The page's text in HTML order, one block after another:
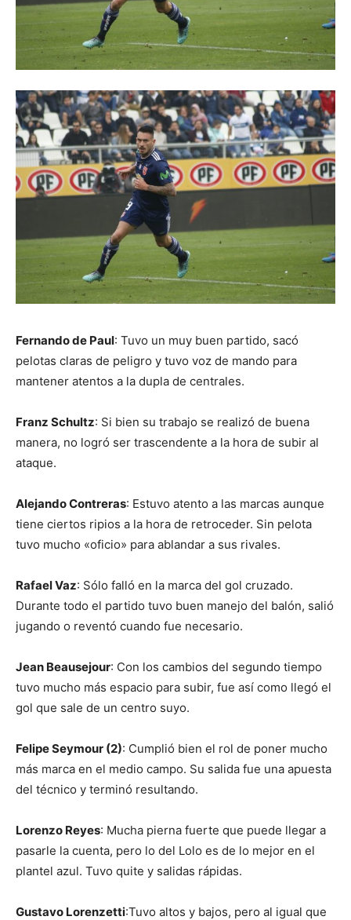
Fernando de Paul: Tuvo un muy buen partido, sacó
pelotas claras de peligro y tuvo voz de mando para
mantener atentos a la dupla de centrales.
Franz Schultz: Si bien su trabajo se realizó de buena
manera, no logró ser trascendente a la hora de subir al
ataque.
Alejando Contreras: Estuvo atento a las marcas aunque
tiene ciertos ripios a la hora de retroceder. Sin pelota
tuvo mucho «oficio» para ablandar a sus rivales.
Rafael Vaz: Sólo falló en la marca del gol cruzado.
Durante todo el partido tuvo buen manejo del balón, salió
jugando o reventó cuando fue necesario.
Jean Beausejour: Con los cambios del segundo tiempo
tuvo mucho más espacio para subir, fue así como llegó el
gol que sale de un centro suyo.
Felipe Seymour (2): Cumplió bien el rol de poner mucho
más marca en el medio campo. Su salida fue una apuesta
del técnico y terminó resultando.
Lorenzo Reyes: Mucha pierna fuerte que puede llegar a
pasarle la cuenta, pero lo del Lolo es de lo mejor en el
plantel azul. Tuvo quite y salidas rápidas.
Gustavo Lorenzetti:Tuvo altos y bajos, pero al igual que